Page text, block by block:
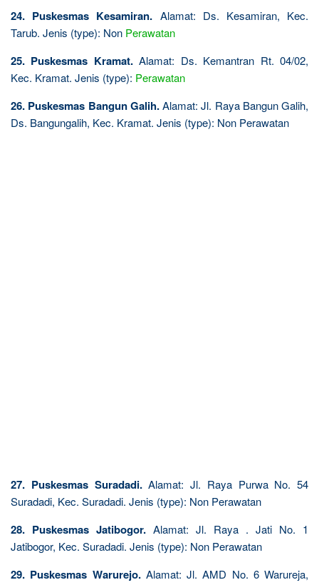
24. Puskesmas Kesamiran. Alamat: Ds. Kesamiran, Kec.
Tarub. Jenis (type): Non Perawatan
25. Puskesmas Kramat.Alamat: Ds. Kemantran Rt. 04/02,
Kec. Kramat. Jenis (type): Perawatan
26. Puskesmas Bangun Galih.Alamat: Jl. Raya Bangun Galih,
Ds. Bangungalih, Kec. Kramat. Jenis (type): Non Perawatan
27. Puskesmas Suradadi.Alamat: Jl. Raya Purwa No. 54
Suradadi, Kec. Suradadi. Jenis (type): Non Perawatan
28. Puskesmas Jatibogor. Alamat: Jl. Raya . Jati No. 1
Jatibogor, Kec. Suradadi. Jenis (type): Non Perawatan
29. Puskesmas Warurejo.Alamat: Jl. AMD No. 6 Warureja,